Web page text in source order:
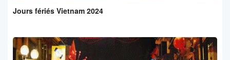
Jours fériés Vietnam 2024